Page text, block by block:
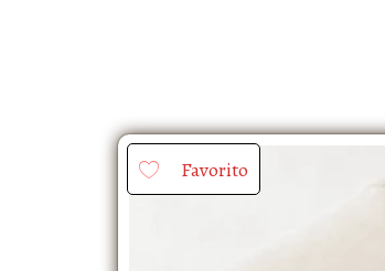
Favorito